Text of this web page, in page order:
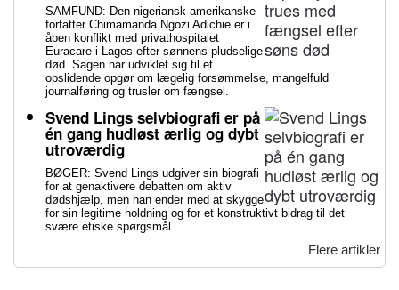
SAMFUND: Den nigeriansk-amerikanske
forfatter Chimamanda Ngozi Adichie er i
åben konflikt med privathospitalet
Euracare i Lagos efter sønnens pludselige
død. Sagen har udviklet sig til et
opslidende opgør om lægelig forsømmelse, mangelfuld
journalføring og trusler om fængsel.
Svend Lings selvbiografi er på
én gang hudløst ærlig og dybt
utroværdig
BØGER: Svend Lings udgiver sin biografi
for at genaktivere debatten om aktiv
dødshjælp, men han ender med at skygge
for sin legitime holdning og for et konstruktivt bidrag til det
svære etiske spørgsmål.
Flere artikler